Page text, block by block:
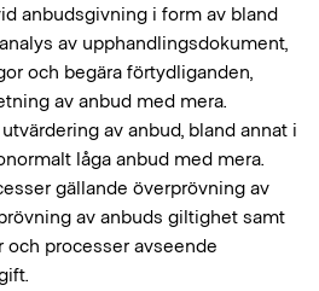
anbudsgivning i form av bland
av upphandlingsdokument,
och begära förtydliganden,
av anbud med mera.
av anbud, bland annat i
låga anbud med mera.
gällande överprövning av
av anbuds giltighet samt
processer avseende